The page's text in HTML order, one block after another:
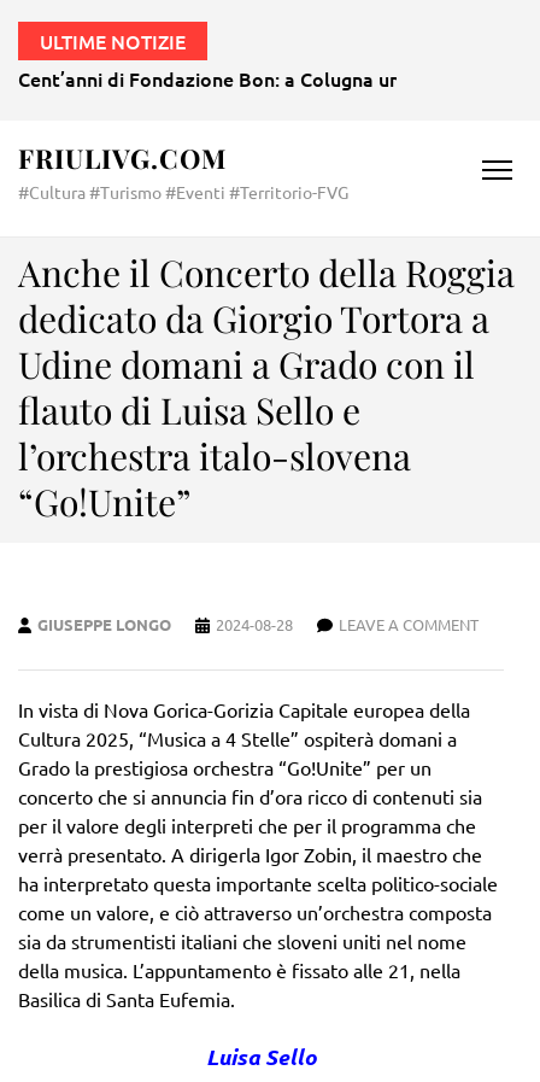
ULTIME NOTIZIE
Cent’anni di Fondazione Bon: a Colugna un agosto
FRIULIVG.COM
#Cultura #Turismo #Eventi #Territorio-FVG
Anche il Concerto della Roggia
dedicato da Giorgio Tortora a
Udine domani a Grado con il
flauto di Luisa Sello e
l’orchestra italo-slovena
“Go!Unite”
GIUSEPPE LONGO 2024-08-28 LEAVE A COMMENT
In vista di Nova Gorica-Gorizia Capitale europea della
Cultura 2025, “Musica a 4 Stelle” ospiterà domani a
Grado la prestigiosa orchestra “Go!Unite” per un
concerto che si annuncia fin d’ora ricco di contenuti sia
per il valore degli interpreti che per il programma che
verrà presentato. A dirigerla Igor Zobin, il maestro che
ha interpretato questa importante scelta politico-sociale
come un valore, e ciò attraverso un’orchestra composta
sia da strumentisti italiani che sloveni uniti nel nome
della musica. L’appuntamento è fissato alle 21, nella
Basilica di Santa Eufemia.
Luisa Sello